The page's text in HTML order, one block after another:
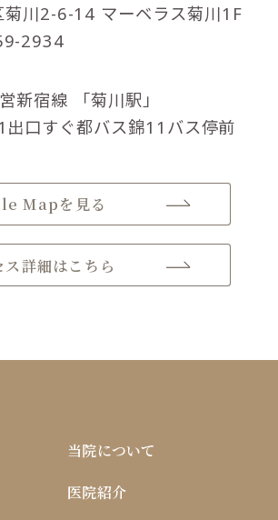
菊川2-6-14 マーベラス菊川1F
2934
新宿線 「菊川駅」
出口すぐ都バス錦11バス停前
Mapを見る
ス詳細はこちら
当院について
医院紹介